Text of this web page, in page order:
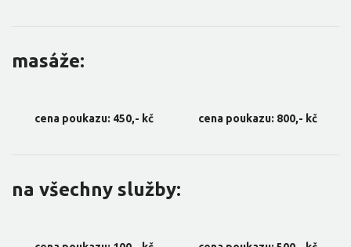
masáže:
cena poukazu: 450,- kč cena poukazu: 800,- kč
na všechny služby: